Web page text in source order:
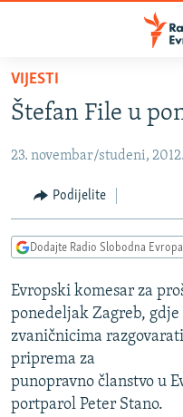
Pređite
na
glavni
Pređite
Pređite
pretragu
VIJESTI
BOSNA I HERCEGOVINA
SRBIJA
KOSOVO
VIZUELNO
VIDEO
FOTOGALERIJE
INFOGRAFIKE
PODCASTI
RAT U UKRAJINI
KINA NA BALKANU
RSE PRIČE IZ SVIJETA
VIJESTI
Štefan File u
23. novembar/studeni, 2012.
Podijelite
Dodajte Radio Slobodna
Evropski komesar za
ponedeljak Zagreb,
zvaničnicima
priprema za
punopravno članstvo u
portparol Peter Stano.